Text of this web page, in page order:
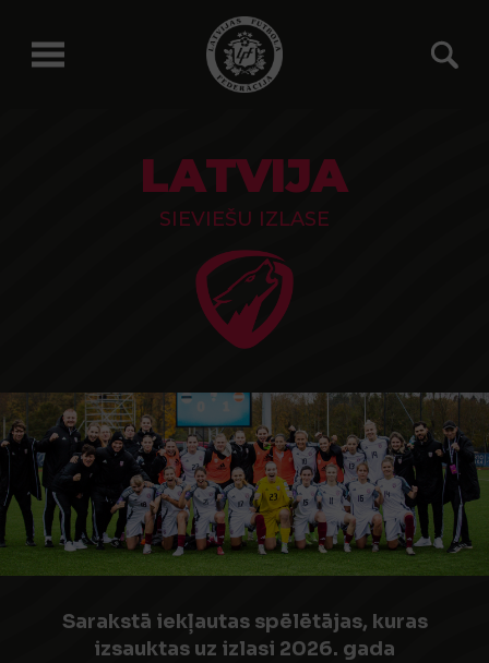
LATVIJA
SIEVIEŠU IZLASE
Sarakstā iekļautas spēlētājas, kuras
izsauktas uz izlasi 2026. gada